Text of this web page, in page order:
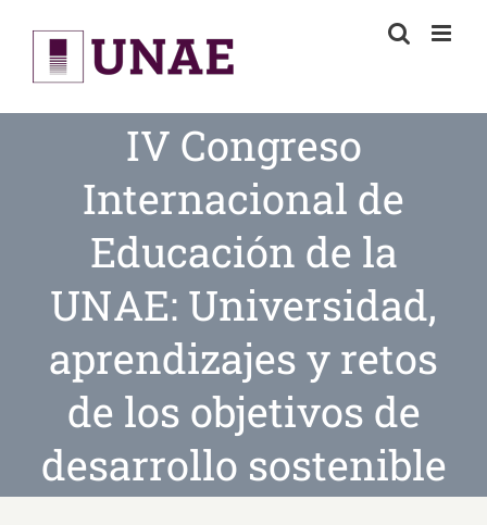
content
IV Congreso
Internacional de
Educación de la
UNAE: Universidad,
aprendizajes y retos
de los objetivos de
desarrollo sostenible